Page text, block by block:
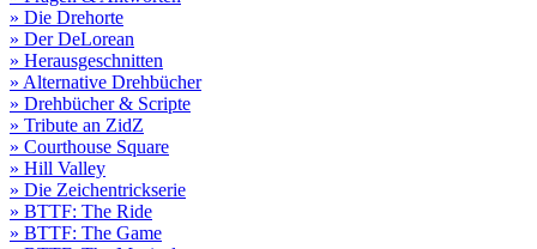
» Die Drehorte
» Der DeLorean
» Herausgeschnitten
» Alternative Drehbücher
» Drehbücher & Scripte
» Tribute an ZidZ
» Courthouse Square
» Hill Valley
» Die Zeichentrickserie
» BTTF: The Ride
» BTTF: The Game